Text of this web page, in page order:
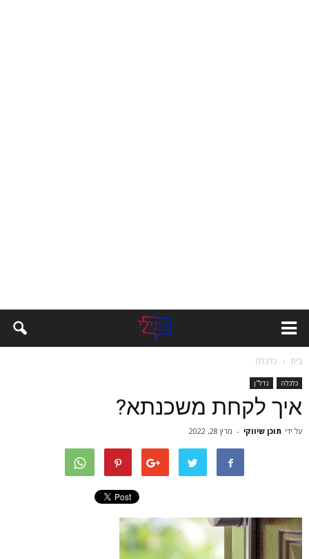
בית כלכלה
כלכלה נדל''ן
איך לקחת משכנתא?
על ידי תוכן שיווקי - מרץ 28, 2022